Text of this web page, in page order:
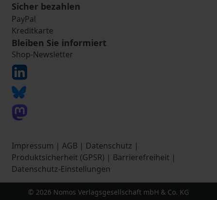
Sicher bezahlen
PayPal
Kreditkarte
Bleiben Sie informiert
Shop-Newsletter
Impressum | AGB | Datenschutz |
Produktsicherheit (GPSR) | Barrierefreiheit |
Datenschutz-Einstellungen
© 2026 Nomos Verlagsgesellschaft mbH & Co. KG